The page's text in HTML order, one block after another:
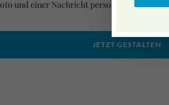
und einer Nachricht personalisieren
JETZT GESTALTEN